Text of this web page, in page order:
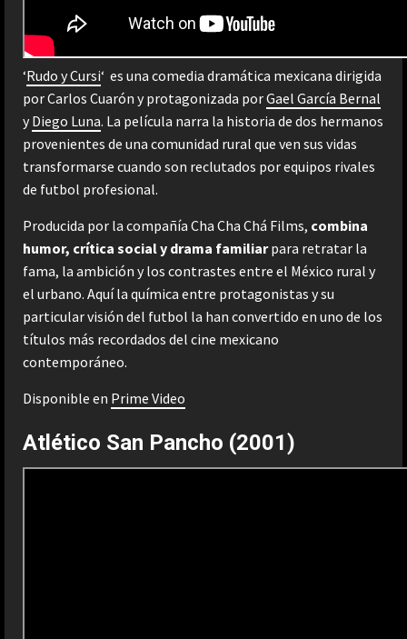
‘Rudo y Cursi‘ es una comedia dramática mexicana dirigida
por Carlos Cuarón y protagonizada porGael García Bernal
y Diego Luna. La película narra la historia de dos hermanos
provenientes de una comunidad rural que ven sus vidas
transformarse cuando son reclutados por equipos rivales
de futbol profesional.
Producida por la compañía Cha Cha Chá Films, combina
humor, crítica social y drama familiarpara retratar la
fama, la ambición y los contrastes entre el México rural y
el urbano. Aquí la química entre protagonistas y su
particular visión del futbol la han convertido en uno de los
títulos más recordados del cine mexicano
contemporáneo.
Disponible en Prime Video
Atlético San Pancho (2001)